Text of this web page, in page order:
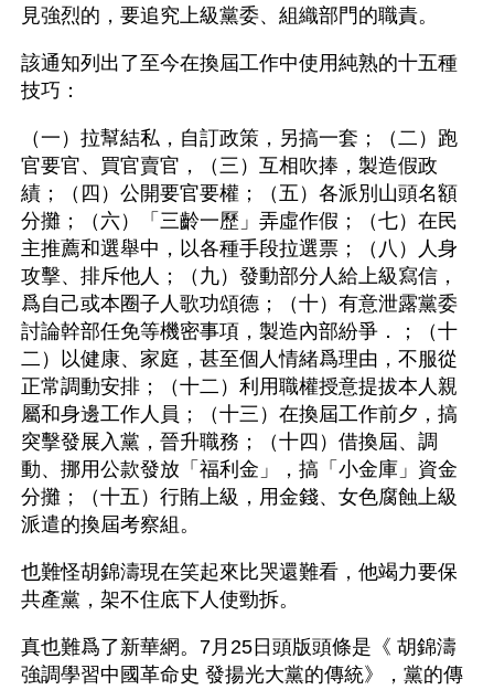
見強烈的，要追究上級黨委、組織部門的職責。
該通知列出了至今在換屆工作中使用純熟的十五種
技巧：
（一）拉幫結私，自訂政策，另搞一套；（二）跑
官要官、買官賣官，（三）互相吹捧，製造假政
績；（四）公開要官要權；（五）各派別山頭名額
分攤；（六）「三齡一歷」弄虛作假；（七）在民
主推薦和選舉中，以各種手段拉選票；（八）人身
攻擊、排斥他人；（九）發動部分人給上級寫信，
爲自己或本圈子人歌功頌德；（十）有意泄露黨委
討論幹部任免等機密事項，製造內部紛爭．；（十
二）以健康、家庭，甚至個人情緒爲理由，不服從
正常調動安排；（十二）利用職權授意提拔本人親
屬和身邊工作人員；（十三）在換屆工作前夕，搞
突擊發展入黨，晉升職務；（十四）借換屆、調
動、挪用公款發放「福利金」，搞「小金庫」資金
分攤；（十五）行賄上級，用金錢、女色腐蝕上級
派遣的換屆考察組。
也難怪胡錦濤現在笑起來比哭還難看，他竭力要保
共產黨，架不住底下人使勁拆。
真也難爲了新華網。7月25日頭版頭條是《 胡錦濤
強調學習中國革命史 發揚光大黨的傳統》，黨的傳